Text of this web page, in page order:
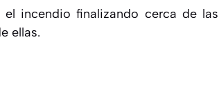
incendio finalizando cerca de las
ellas.